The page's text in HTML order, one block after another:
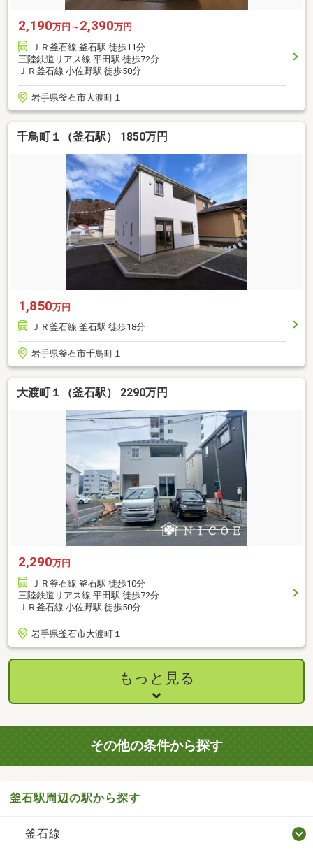
2,190万円～ 2,390万円
ＪＲ釜石線 釜石駅 徒歩11分
三陸鉄道リアス線 平田駅 徒歩72分
ＪＲ釜石線 小佐野駅 徒歩50分
岩手県釜石市大渡町１
千鳥町１（釜石駅） 1850万円
1,850万円
ＪＲ釜石線 釜石駅 徒歩18分
岩手県釜石市千鳥町１
大渡町１（釜石駅） 2290万円
2,290万円
ＪＲ釜石線 釜石駅 徒歩10分
三陸鉄道リアス線 平田駅 徒歩72分
ＪＲ釜石線 小佐野駅 徒歩50分
岩手県釜石市大渡町１
もっと見る
その他の条件から探す
釜石駅周辺の駅から探す
釜石線